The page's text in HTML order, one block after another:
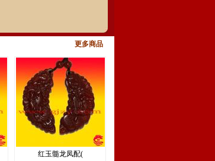
更多商品
红玉髓龙凤配(